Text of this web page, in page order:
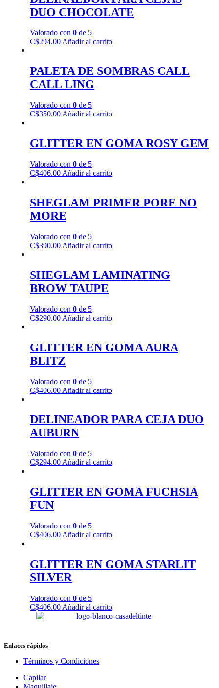
DUO CHOCOLATE
Valorado con 0de 5
C$294.00Añadir al carrito
PALETA DE SOMBRAS CALL
CALL LING
Valorado con 0de 5
C$350.00 Añadir al carrito
GLITTER EN GOMA ROSY GEM
Valorado con 0de 5
C$406.00 Añadir al carrito
SHEGLAM PRIMER PORE NO
MORE
Valorado con 0de 5
C$390.00 Añadir al carrito
SHEGLAM LAMINATING
BROW TAUPE
Valorado con 0de 5
C$290.00 Añadir al carrito
GLITTER EN GOMA AURA
BLITZ
Valorado con 0de 5
C$406.00 Añadir al carrito
DELINEADOR PARA CEJA DUO
AUBURN
Valorado con 0de 5
C$294.00 Añadir al carrito
GLITTER EN GOMA FUCHSIA
FUN
Valorado con 0de 5
C$406.00 Añadir al carrito
GLITTER EN GOMA STARLIT
SILVER
Valorado con 0de 5
C$406.00 Añadir al carrito
Enlaces rápidos
Términos y Condiciones
Capilar
Maquillaje